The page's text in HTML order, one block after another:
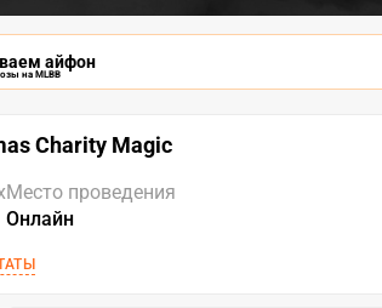
айфон
на MLBB
Charity Magic
Место проведения
Онлайн